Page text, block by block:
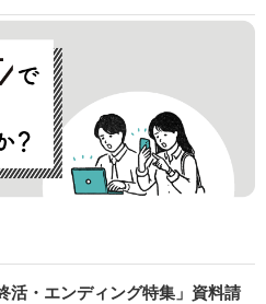
活・エンディング特集」資料請